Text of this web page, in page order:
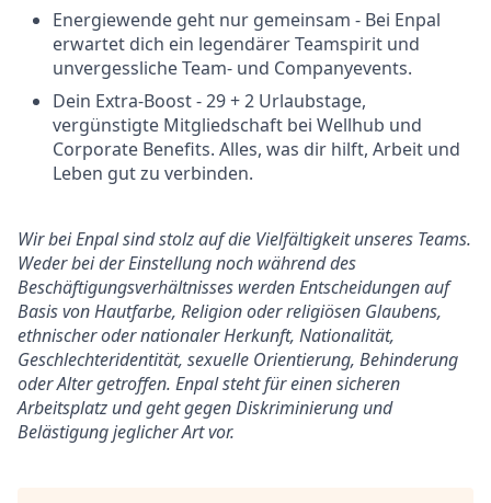
Energiewende geht nur gemeinsam - Bei Enpal
erwartet dich ein legendärer Teamspirit und
unvergessliche Team- und Companyevents.
Dein Extra-Boost - 29 + 2 Urlaubstage,
vergünstigte Mitgliedschaft bei Wellhub und
Corporate Benefits. Alles, was dir hilft, Arbeit und
Leben gut zu verbinden.
Wir bei Enpal sind stolz auf die Vielfältigkeit unseres Teams.
Weder bei der Einstellung noch während des
Beschäftigungsverhältnisses werden Entscheidungen auf
Basis von Hautfarbe, Religion oder religiösen Glaubens,
ethnischer oder nationaler Herkunft, Nationalität,
Geschlechteridentität, sexuelle Orientierung, Behinderung
oder Alter getroffen. Enpal steht für einen sicheren
Arbeitsplatz und geht gegen Diskriminierung und
Belästigung jeglicher Art vor.